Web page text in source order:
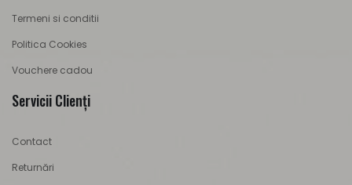
Termeni si conditii
Politica Cookies
Vouchere cadou
Servicii Clienţi
Contact
Returnări